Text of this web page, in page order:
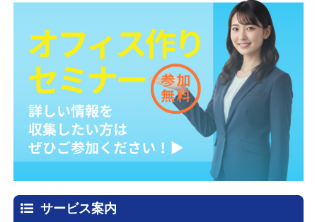
サービス案内